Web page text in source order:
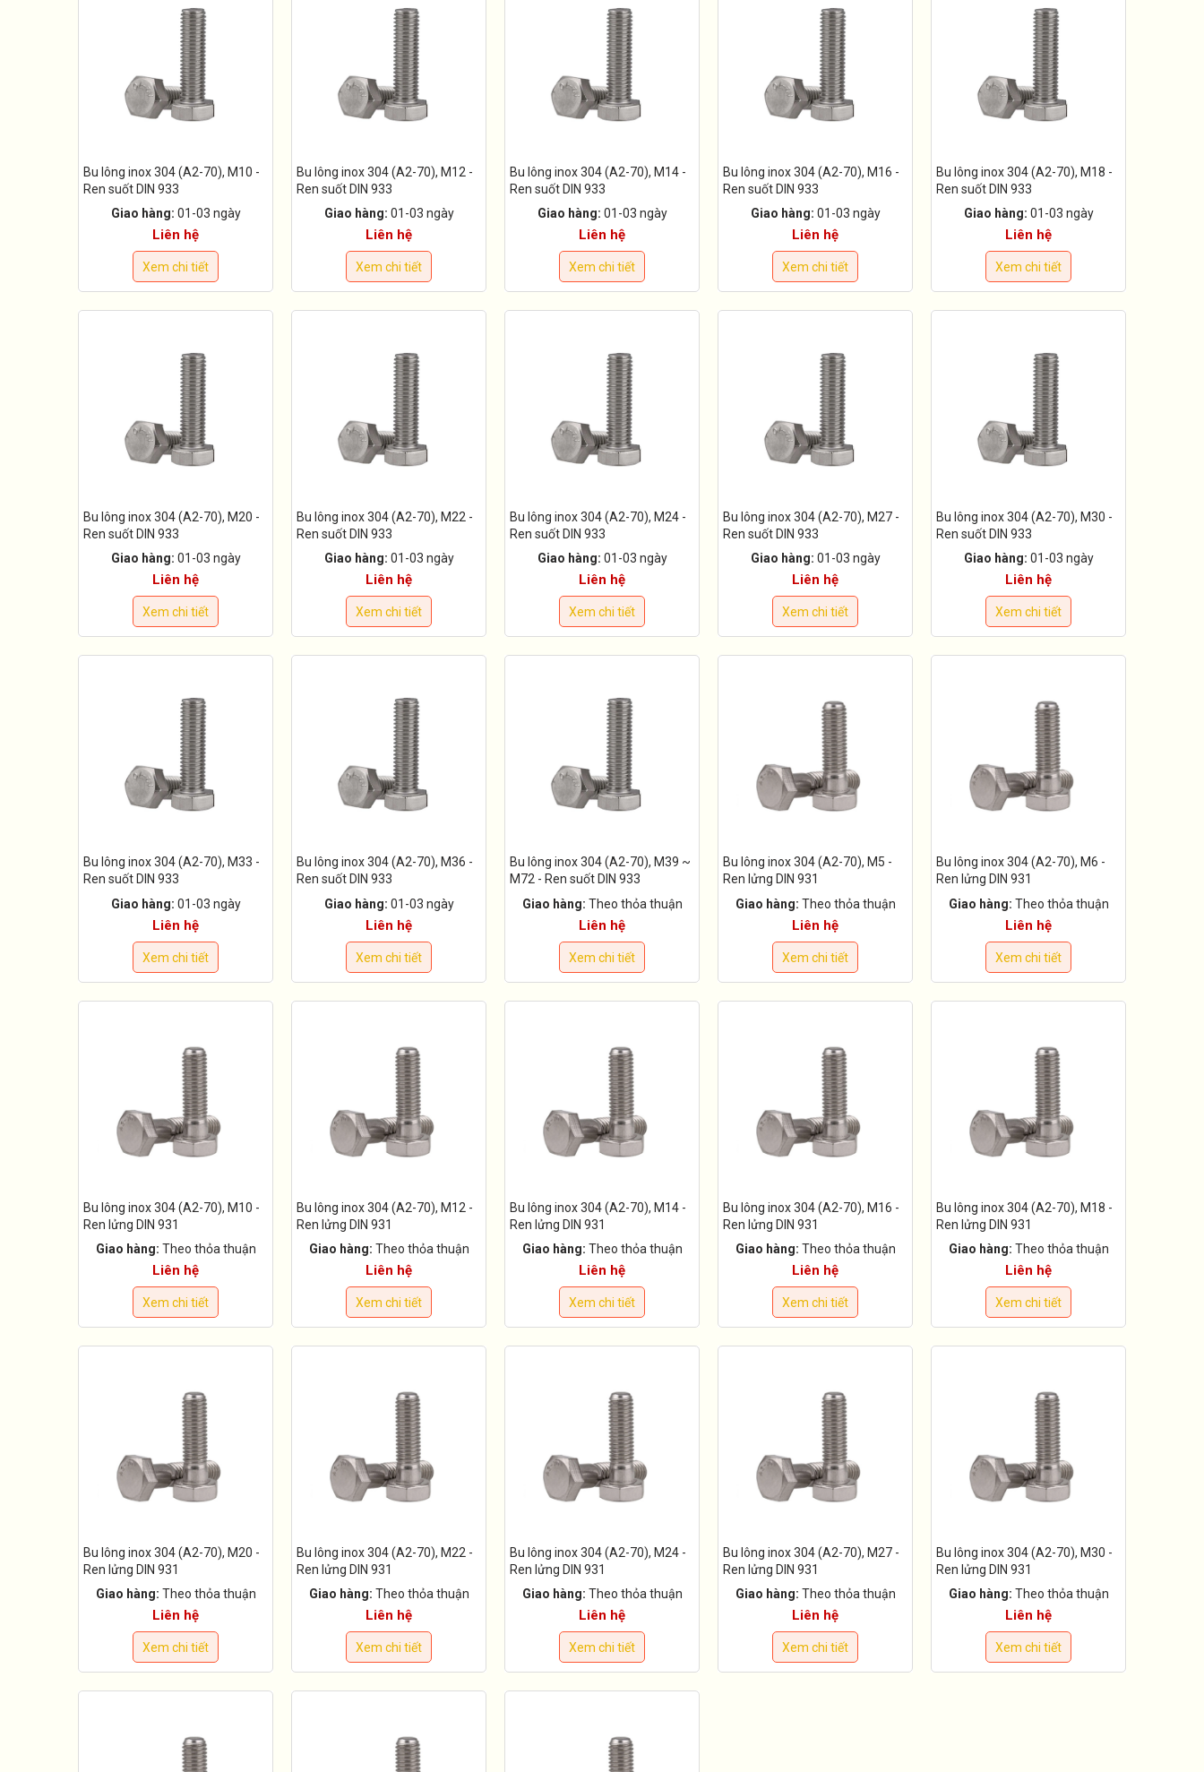
Bu lông inox 304 (A2-70), M10 -
Ren suốt DIN 933
Giao hàng: 01-03 ngày
Liên hệ
Xem chi tiết
Bu lông inox 304 (A2-70), M12 -
Ren suốt DIN 933
Giao hàng: 01-03 ngày
Liên hệ
Xem chi tiết
Bu lông inox 304 (A2-70), M14 -
Ren suốt DIN 933
Giao hàng: 01-03 ngày
Liên hệ
Xem chi tiết
Bu lông inox 304 (A2-70), M16 -
Ren suốt DIN 933
Giao hàng: 01-03 ngày
Liên hệ
Xem chi tiết
Bu lông inox 304 (A2-70), M18 -
Ren suốt DIN 933
Giao hàng: 01-03 ngày
Liên hệ
Xem chi tiết
Bu lông inox 304 (A2-70), M20 -
Ren suốt DIN 933
Giao hàng: 01-03 ngày
Liên hệ
Xem chi tiết
Bu lông inox 304 (A2-70), M22 -
Ren suốt DIN 933
Giao hàng: 01-03 ngày
Liên hệ
Xem chi tiết
Bu lông inox 304 (A2-70), M24 -
Ren suốt DIN 933
Giao hàng: 01-03 ngày
Liên hệ
Xem chi tiết
Bu lông inox 304 (A2-70), M27 -
Ren suốt DIN 933
Giao hàng: 01-03 ngày
Liên hệ
Xem chi tiết
Bu lông inox 304 (A2-70), M30 -
Ren suốt DIN 933
Giao hàng: 01-03 ngày
Liên hệ
Xem chi tiết
Bu lông inox 304 (A2-70), M33 -
Ren suốt DIN 933
Giao hàng: 01-03 ngày
Liên hệ
Xem chi tiết
Bu lông inox 304 (A2-70), M36 -
Ren suốt DIN 933
Giao hàng: 01-03 ngày
Liên hệ
Xem chi tiết
Bu lông inox 304 (A2-70), M39 ~
M72 - Ren suốt DIN 933
Giao hàng: Theo thỏa thuận
Liên hệ
Xem chi tiết
Bu lông inox 304 (A2-70), M5 -
Ren lửng DIN 931
Giao hàng: Theo thỏa thuận
Liên hệ
Xem chi tiết
Bu lông inox 304 (A2-70), M6 -
Ren lửng DIN 931
Giao hàng: Theo thỏa thuận
Liên hệ
Xem chi tiết
Bu lông inox 304 (A2-70), M10 -
Ren lửng DIN 931
Giao hàng: Theo thỏa thuận
Liên hệ
Xem chi tiết
Bu lông inox 304 (A2-70), M12 -
Ren lửng DIN 931
Giao hàng: Theo thỏa thuận
Liên hệ
Xem chi tiết
Bu lông inox 304 (A2-70), M14 -
Ren lửng DIN 931
Giao hàng: Theo thỏa thuận
Liên hệ
Xem chi tiết
Bu lông inox 304 (A2-70), M16 -
Ren lửng DIN 931
Giao hàng: Theo thỏa thuận
Liên hệ
Xem chi tiết
Bu lông inox 304 (A2-70), M18 -
Ren lửng DIN 931
Giao hàng: Theo thỏa thuận
Liên hệ
Xem chi tiết
Bu lông inox 304 (A2-70), M20 -
Ren lửng DIN 931
Giao hàng: Theo thỏa thuận
Liên hệ
Xem chi tiết
Bu lông inox 304 (A2-70), M22 -
Ren lửng DIN 931
Giao hàng: Theo thỏa thuận
Liên hệ
Xem chi tiết
Bu lông inox 304 (A2-70), M24 -
Ren lửng DIN 931
Giao hàng: Theo thỏa thuận
Liên hệ
Xem chi tiết
Bu lông inox 304 (A2-70), M27 -
Ren lửng DIN 931
Giao hàng: Theo thỏa thuận
Liên hệ
Xem chi tiết
Bu lông inox 304 (A2-70), M30 -
Ren lửng DIN 931
Giao hàng: Theo thỏa thuận
Liên hệ
Xem chi tiết